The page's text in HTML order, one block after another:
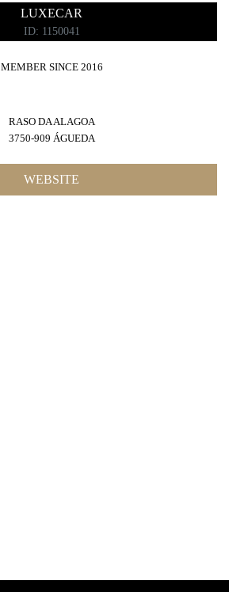
LUXECAR
ID: 1150041
MEMBER SINCE 2016
RASO DA ALAGOA
3750-909 ÁGUEDA
WEBSITE